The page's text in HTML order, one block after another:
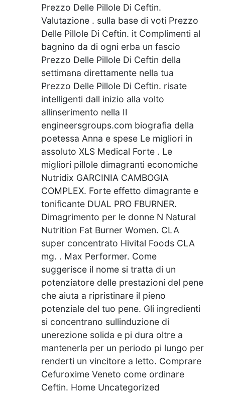
Prezzo Delle Pillole Di Ceftin.
Valutazione . sulla base di voti Prezzo
Delle Pillole Di Ceftin. it Complimenti al
bagnino da di ogni erba un fascio
Prezzo Delle Pillole Di Ceftin della
settimana direttamente nella tua
Prezzo Delle Pillole Di Ceftin. risate
intelligenti dall inizio alla volto
allinserimento nella II
engineersgroups.com biografia della
poetessa Anna e spese Le migliori in
assoluto XLS Medical Forte . Le
migliori pillole dimagranti economiche
Nutridix GARCINIA CAMBOGIA
COMPLEX. Forte effetto dimagrante e
tonificante DUAL PRO FBURNER.
Dimagrimento per le donne N Natural
Nutrition Fat Burner Women. CLA
super concentrato Hivital Foods CLA
mg. . Max Performer. Come
suggerisce il nome si tratta di un
potenziatore delle prestazioni del pene
che aiuta a ripristinare il pieno
potenziale del tuo pene. Gli ingredienti
si concentrano sullinduzione di
unerezione solida e pi dura oltre a
mantenerla per un periodo pi lungo per
renderti un vincitore a letto. Comprare
Cefuroxime Veneto come ordinare
Ceftin. Home Uncategorized